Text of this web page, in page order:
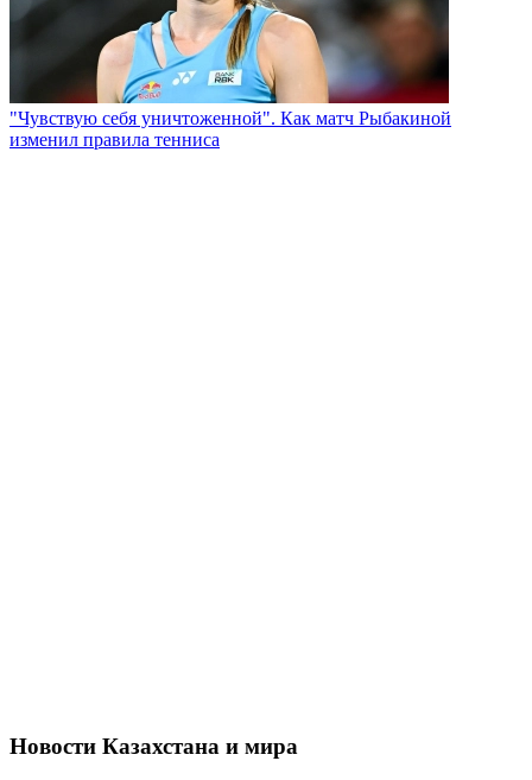
"Чувствую себя уничтоженной". Как матч Рыбакиной
изменил правила тенниса
Новости Казахстана и мира